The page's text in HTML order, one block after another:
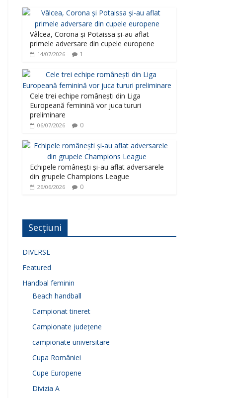
Vâlcea, Corona și Potaissa și-au aflat
primele adversare din cupele europene
14/07/2026 1
Cele trei echipe românești din Liga
Europeană feminină vor juca tururi
preliminare
06/07/2026 0
Echipele românești și-au aflat adversarele
din grupele Champions League
26/06/2026 0
Secțiuni
DIVERSE
Featured
Handbal feminin
Beach handball
Campionat tineret
Campionate județene
campionate universitare
Cupa României
Cupe Europene
Divizia A